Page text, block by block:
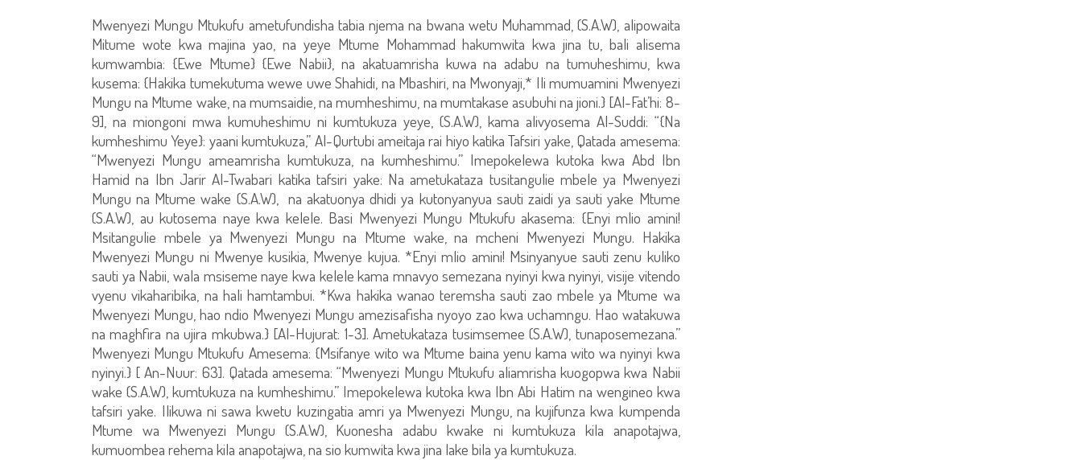
Mwenyezi Mungu Mtukufu ametufundisha tabia njema na bwana wetu Muhammad, (S.A.W), alipowaita
Mitume wote kwa majina yao, na yeye Mtume Mohammad hakumwita kwa jina tu, bali alisema
kumwambia: {Ewe Mtume} {Ewe Nabii}, na akatuamrisha kuwa na adabu na tumuheshimu, kwa
kusema: {Hakika tumekutuma wewe uwe Shahidi, na Mbashiri, na Mwonyaji,* Ili mumuamini Mwenyezi
Mungu na Mtume wake, na mumsaidie, na mumheshimu, na mumtakase asubuhi na jioni.} [Al-Fat’hi: 8-
9], na miongoni mwa kumuheshimu ni kumtukuza yeye, (S.A.W), kama alivyosema Al-Suddi: “{Na
kumheshimu Yeye}: yaani kumtukuza,” Al-Qurtubi ameitaja rai hiyo katika Tafsiri yake, Qatada amesema:
“Mwenyezi Mungu ameamrisha kumtukuza, na kumheshimu.” Imepokelewa kutoka kwa Abd Ibn
Hamid na Ibn Jarir Al-Twabari katika tafsiri yake: Na ametukataza tusitangulie mbele ya Mwenyezi
Mungu na Mtume wake (S.A.W), na akatuonya dhidi ya kutonyanyua sauti zaidi ya sauti yake Mtume
(S.A.W), au kutosema naye kwa kelele. Basi Mwenyezi Mungu Mtukufu akasema: {Enyi mlio amini!
Msitangulie mbele ya Mwenyezi Mungu na Mtume wake, na mcheni Mwenyezi Mungu. Hakika
Mwenyezi Mungu ni Mwenye kusikia, Mwenye kujua. *Enyi mlio amini! Msinyanyue sauti zenu kuliko
sauti ya Nabii, wala msiseme naye kwa kelele kama mnavyo semezana nyinyi kwa nyinyi, visije vitendo
vyenu vikaharibika, na hali hamtambui. *Kwa hakika wanao teremsha sauti zao mbele ya Mtume wa
Mwenyezi Mungu, hao ndio Mwenyezi Mungu amezisafisha nyoyo zao kwa uchamngu. Hao watakuwa
na maghfira na ujira mkubwa.} [Al-Hujurat: 1-3]. Ametukataza tusimsemee (S.A.W), tunaposemezana.”
Mwenyezi Mungu Mtukufu Amesema: {Msifanye wito wa Mtume baina yenu kama wito wa nyinyi kwa
nyinyi.} [ An-Nuur: 63]. Qatada amesema: “Mwenyezi Mungu Mtukufu aliamrisha kuogopwa kwa Nabii
wake (S.A.W), kumtukuza na kumheshimu.” Imepokelewa kutoka kwa Ibn Abi Hatim na wengineo kwa
tafsiri yake. Ilikuwa ni sawa kwetu kuzingatia amri ya Mwenyezi Mungu, na kujifunza kwa kumpenda
Mtume wa Mwenyezi Mungu (S.A.W), Kuonesha adabu kwake ni kumtukuza kila anapotajwa,
kumuombea rehema kila anapotajwa, na sio kumwita kwa jina lake bila ya kumtukuza.